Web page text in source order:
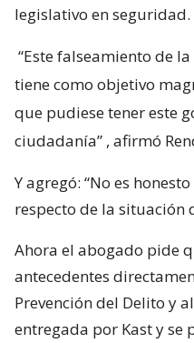
legislativo en seguridad.
“Este falseamiento de
tiene como objetivo
que pudiese tener este
ciudadanía” , afirmó
Y agregó: “No es
respecto de la situación
Ahora el abogado pide
antecedentes
Prevención del Delito y
entregada por Kast y se